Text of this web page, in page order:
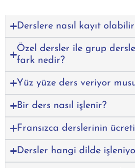
Derslere nasıl kayıt
Özel dersler ile grup
fark nedir?
Yüz yüze ders veriyor
Bir ders nasıl işlenir?
Fransızca derslerinin
Dersler hangi dilde